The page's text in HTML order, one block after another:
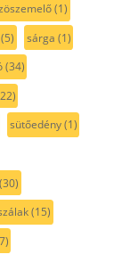
(1)
(5) sárga (1)
(34)
sütőedény(1)
(30)
(15)